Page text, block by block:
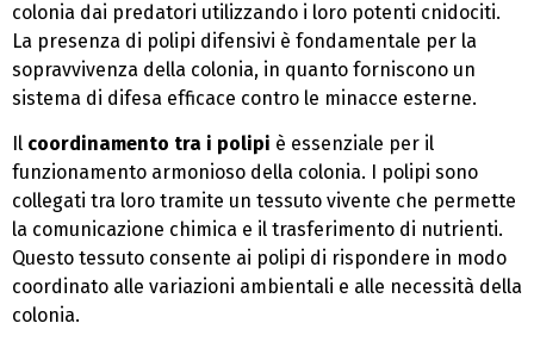
colonia dai predatori utilizzando i loro potenti cnidociti.
La presenza di polipi difensivi è fondamentale per la
sopravvivenza della colonia, in quanto forniscono un
sistema di difesa efficace contro le minacce esterne.
Il coordinamento tra i polipi è essenziale per il
funzionamento armonioso della colonia. I polipi sono
collegati tra loro tramite un tessuto vivente che permette
la comunicazione chimica e il trasferimento di nutrienti.
Questo tessuto consente ai polipi di rispondere in modo
coordinato alle variazioni ambientali e alle necessità della
colonia.